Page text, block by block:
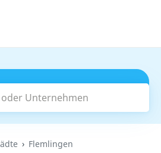
Unternehmen
Suchen
Flemlingen